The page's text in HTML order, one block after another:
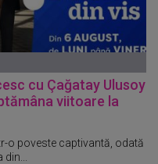
cu Çağatay Ulusoy
viitoare la
o poveste captivantă, odată